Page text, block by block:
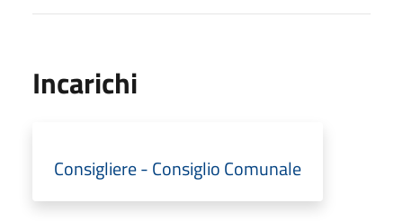
Incarichi
Consigliere - Consiglio Comunale